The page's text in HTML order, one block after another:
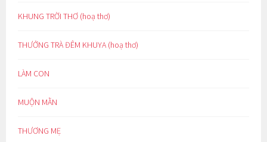
KHUNG TRỜI THƠ (hoạ thơ)
THƯỞNG TRÀ ĐÊM KHUYA (hoạ thơ)
LÀM CON
MUỘN MẰN
THƯƠNG MẸ